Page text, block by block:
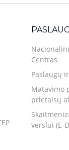
Centras
Paslaugų
Matavimo
prietaisų
verslui (E-